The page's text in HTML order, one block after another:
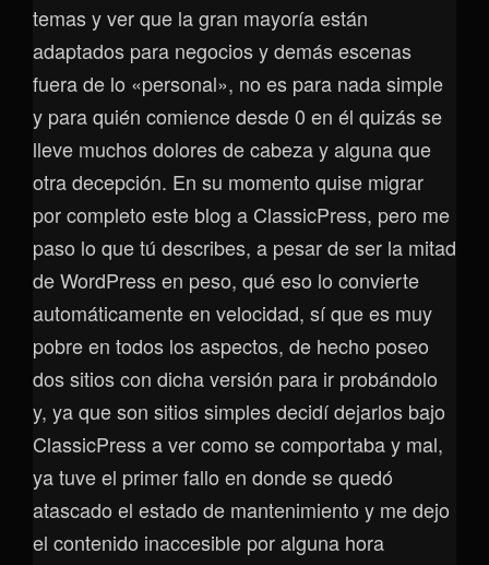
temas y ver que la gran mayoría están
adaptados para negocios y demás escenas
fuera de lo «personal», no es para nada simple
y para quién comience desde 0 en él quizás se
lleve muchos dolores de cabeza y alguna que
otra decepción. En su momento quise migrar
por completo este blog a ClassicPress, pero me
paso lo que tú describes, a pesar de ser la mitad
de WordPress en peso, qué eso lo convierte
automáticamente en velocidad, sí que es muy
pobre en todos los aspectos, de hecho poseo
dos sitios con dicha versión para ir probándolo
y, ya que son sitios simples decidí dejarlos bajo
ClassicPress a ver como se comportaba y mal,
ya tuve el primer fallo en donde se quedó
atascado el estado de mantenimiento y me dejo
el contenido inaccesible por alguna hora